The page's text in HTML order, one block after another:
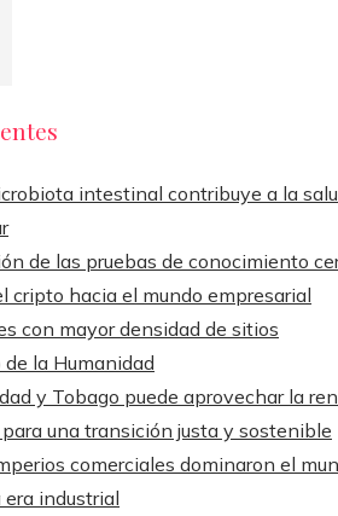
intestinal contribuye a la
de las pruebas de conocimiento
cripto hacia el mundo empresarial
con mayor densidad de sitios
la Humanidad
y Tobago puede aprovechar la
una transición justa y sostenible
comerciales dominaron el
industrial